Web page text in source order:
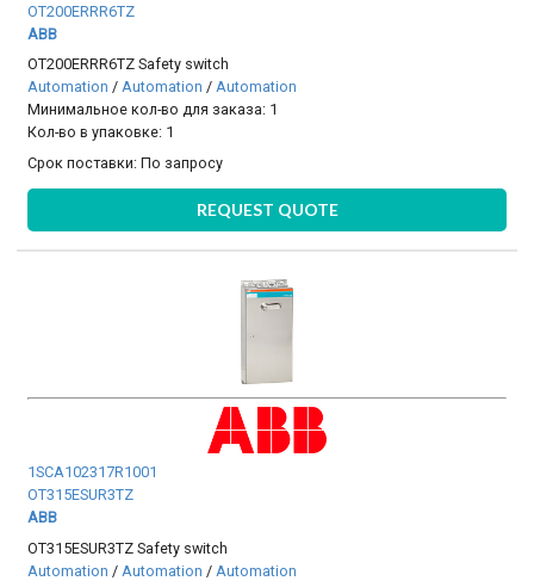
OT200ERRR6TZ
ABB
OT200ERRR6TZ Safety switch
Automation /Automation /Automation
Минимальное кол-во для заказа: 1
Кол-во в упаковке: 1
Срок поставки:По запросу
REQUEST QUOTE
1SCA102317R1001
OT315ESUR3TZ
ABB
OT315ESUR3TZ Safety switch
Automation / Automation / Automation